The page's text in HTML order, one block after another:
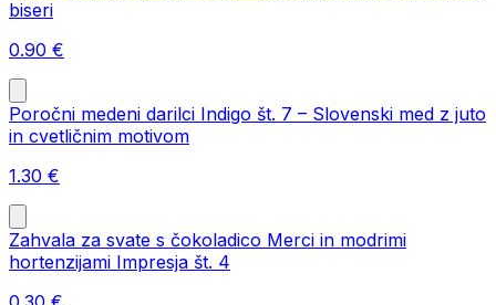
biseri
0.90 €
Poročni medeni darilci Indigo št. 7 – Slovenski med z juto
in cvetličnim motivom
1.30 €
Zahvala za svate s čokoladico Merci in modrimi
hortenzijami Impresja št. 4